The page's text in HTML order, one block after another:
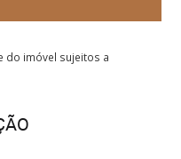
imóvel sujeitos a